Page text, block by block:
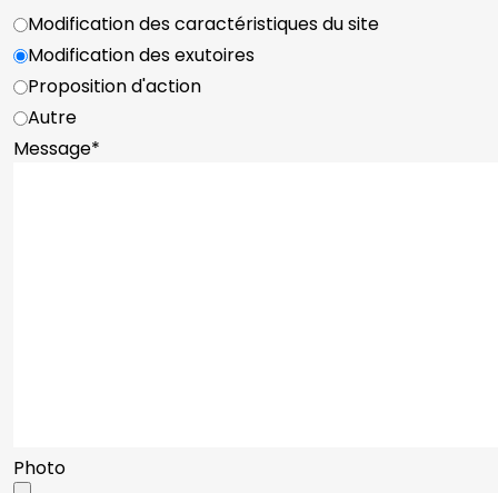
Modification des caractéristiques du site
Modification des exutoires
Proposition d'action
Autre
Message*
Photo